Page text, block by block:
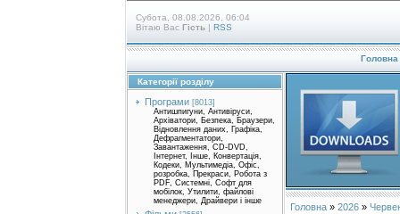
Субота, 08.08.2026, 06:04
Вітаю Вас Гість | RSS
Головна
Категорії розділу
Програми [8013]
Антишпигуни, Антивіруси,
Архіватори, Безпека, Браузери,
Відновлення даних, Графіка,
Дефрагментатори,
Завантаження, CD-DVD,
Інтернет, Інше, Конвертація,
Кодеки, Мультимедіа, Офіс,
розробка, Прекраси, Робота з
PDF, Системні, Софт для
мобілок, Утилити, файлові
менеджери, Драйвери і інше
Головна » 2026 »